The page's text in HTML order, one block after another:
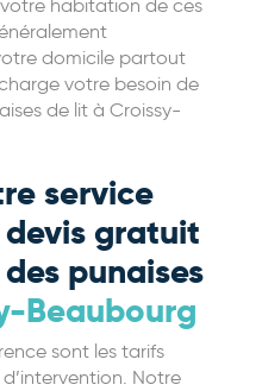
habitation de ces
domicile partout
votre besoin de
de lit à Croissy-
service
gratuit
punaises
Beaubourg
sont les tarifs
Notre